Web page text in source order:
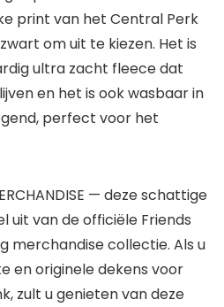
print van het Central Perk
om uit te kiezen. Het is
ultra zacht fleece dat
en het is ook wasbaar in
perfect voor het
— deze schattige
uit van de officiële Friends
merchandise collectie. Als u
en originele dekens voor
zult u genieten van deze